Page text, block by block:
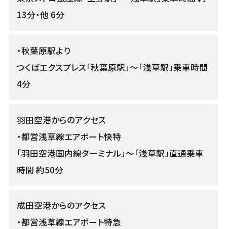
13分・他 6分
・秋葉原駅より
つくばエクスプレス「秋葉原駅」〜「浅草駅」乗車時間
4分
羽田空港からのアクセス
・都営浅草線エアポート快特
「羽田空港国内線ターミナル」〜「浅草駅」直通乗車
時間 約50分
成田空港からのアクセス
・都営浅草線エアポート特急